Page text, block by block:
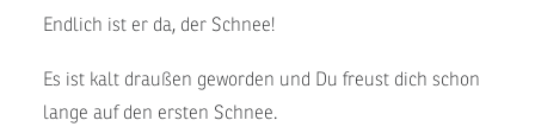
Endlich ist er da, der Schnee!
Es ist kalt draußen geworden und Du freust dich schon
lange auf den ersten Schnee.